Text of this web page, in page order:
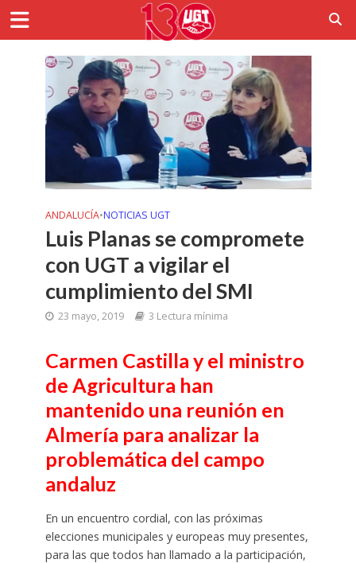
ANDALUCÍA•NOTICIAS UGT
Luis Planas se compromete
con UGT a vigilar el
cumplimiento del SMI
23 mayo, 2019 3 Lectura mínima
Carmen Castilla y el ministro
de Agricultura han
mantenido una reunión en
Almería para analizar la
problemática del campo
andaluz
En un encuentro cordial, con las próximas
elecciones municipales y europeas muy presentes,
para las que todos han llamado a la participación,